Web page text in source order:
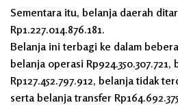
Sementara itu, belanja daerah
Rp1.227.014.876.181.
Belanja ini terbagi ke dalam
belanja operasi Rp924.350.307.721,
Rp127.452.797.912, belanja tidak
serta belanja transfer